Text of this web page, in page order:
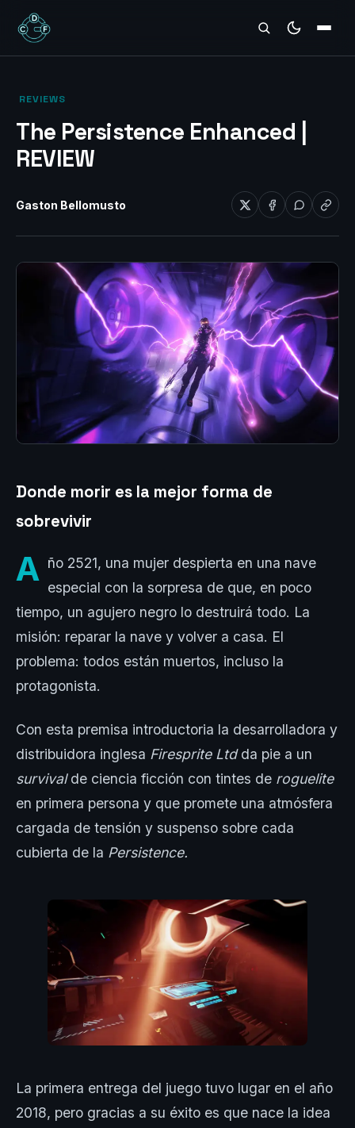
REVIEWS
‎ REVIEWS‎
The Persistence Enhanced |
REVIEW
Gaston Bellomusto
Donde morir es la mejor forma de
sobrevivir
A ño 2521, una mujer despierta en una nave
especial con la sorpresa de que, en poco
tiempo, un agujero negro lo destruirá todo. La
misión: reparar la nave y volver a casa. El
problema: todos están muertos, incluso la
protagonista.
Con esta premisa introductoria la desarrolladora y
distribuidora inglesa Firesprite Ltdda pie a un
survivalde ciencia ficción con tintes de roguelite
en primera persona y que promete una atmósfera
cargada de tensión y suspenso sobre cada
cubierta de la Persistence.
La primera entrega del juego tuvo lugar en el año
2018, pero gracias a su éxito es que nace la idea